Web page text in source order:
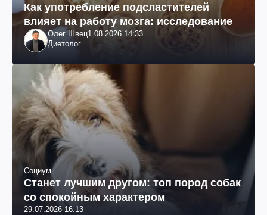
Как употребление подсластителей
влияет на работу мозга: исследование
Олег Швец1.08.2026 14:33
Диетолог
Социум
Станет лучшим другом: топ пород собак
со спокойным характером
29.07.2026 16:13